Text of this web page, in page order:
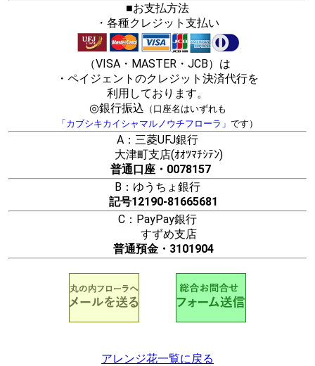
■お支払方法
・各種クレジット支払い
（VISA・MASTER・JCB）は
・ペイジェントのクレジット決済代行を
利用しております。
◎銀行振込 （口座名はいずれも
「カブシキカイシャマルノウチフローラ」 です）
A：三菱UFJ銀行
大津町支店(ｵｵﾂﾏﾁｼﾃﾝ)
普通口座・0078157
B：ゆうちょ銀行
記号12190-81665681
C：PayPay銀行
すずめ支店
普通預金・3101904
アレンジ花一覧に戻る